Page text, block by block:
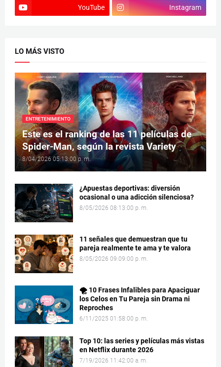
YouTube Instagram
LO MÁS VISTO
ENTRETENIMIENTO
Este es el ranking de las 11 películas de
Spider-Man, según la revista Variety
8/04/2026 05:13:00 p. m.
¿Apuestas deportivas: diversión
ocasional o una adicción silenciosa?
8/05/2026 08:13:00 p. m.
11 señales que demuestran que tu
pareja realmente te ama y te valora
8/05/2026 09:09:00 p. m.
🌪️ 10 Frases Infalibles para Apaciguar
los Celos en Tu Pareja sin Drama ni
Reproches
6/11/2025 01:58:00 p. m.
Top 10: las series y películas más vistas
en Netflix durante 2026
7/19/2026 11:42:00 a. m.